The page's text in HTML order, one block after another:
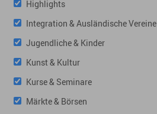
Highlights
Integration & Ausländische Vereine
Jugendliche & Kinder
Kunst & Kultur
Kurse & Seminare
Märkte & Börsen